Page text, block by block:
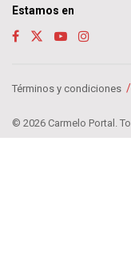
Estamos en
Términos y condiciones
© 2026 Carmelo Portal.